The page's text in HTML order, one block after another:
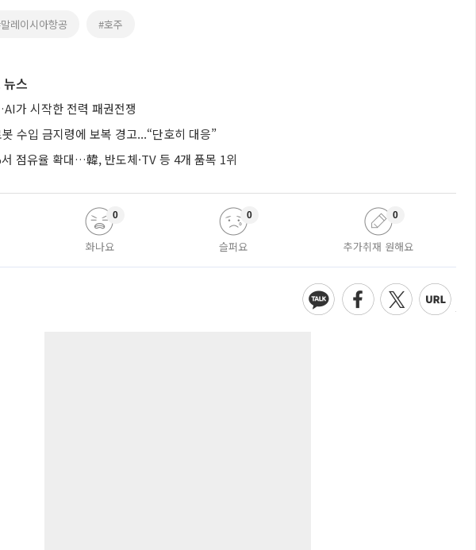
레이시아항공 #호주
스
가 시작한 전력 패권전쟁
수입 금지령에 보복 경고...“단호히 대응”
점유율 확대…韓, 반도체·TV 등 4개 품목 1위
화나요
0
슬퍼요
0
추가취재 원해요
0